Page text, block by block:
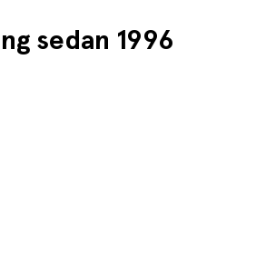
sedan 1996